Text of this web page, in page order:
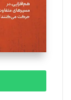
بابک